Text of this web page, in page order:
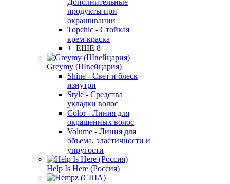
Дополнительные
продукты при
окрашивании
Topchic - Стойкая
крем-краска
+ ЕЩЕ 8
Greymy (Швейцария)
Shine - Свет и блеск
изнутри
Style - Средства
укладки волос
Color - Линия для
окрашенных волос
Volume - Линия для
объема, эластичности и
упругости
Help Is Here (Россия)